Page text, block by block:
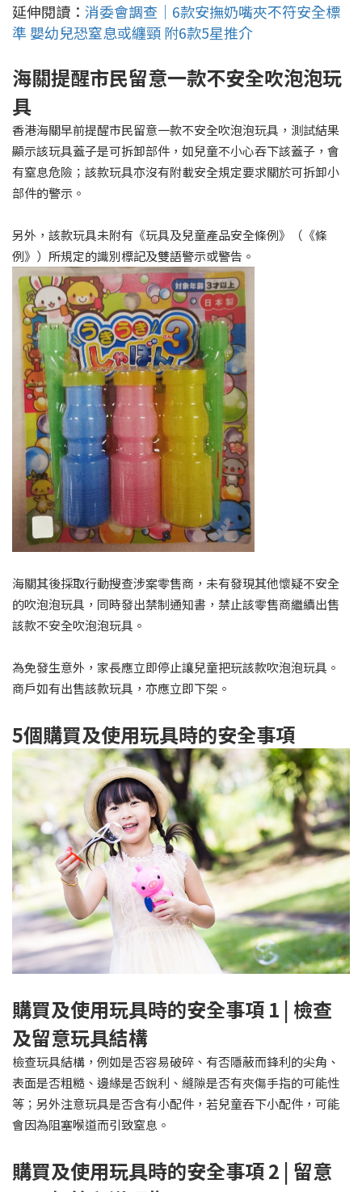
延伸閱讀： 消委會調查｜6款安撫奶嘴夾不符安全標
準 嬰幼兒恐窒息或纏頸 附6款5星推介
海關提醒市民留意一款不安全吹泡泡玩
具
香港海關早前提醒市民留意一款不安全吹泡泡玩具，測試結果
顯示該玩具蓋子是可拆卸部件，如兒童不小心吞下該蓋子，會
有窒息危險；該款玩具亦沒有附載安全規定要求關於可拆卸小
部件的警示。
另外，該款玩具未附有《玩具及兒童產品安全條例》（《條
例》）所規定的識別標記及雙語警示或警告。
海關其後採取行動搜查涉案零售商，未有發現其他懷疑不安全
的吹泡泡玩具，同時發出禁制通知書，禁止該零售商繼續出售
該款不安全吹泡泡玩具。
為免發生意外，家長應立即停止讓兒童把玩該款吹泡泡玩具。
商戶如有出售該款玩具，亦應立即下架。
5個購買及使用玩具時的安全事項
購買及使用玩具時的安全事項 1 | 檢查
及留意玩具結構
檢查玩具結構，例如是否容易破碎、有否隱蔽而鋒利的尖角、
表面是否粗糙、邊緣是否銳利、縫隙是否有夾傷手指的可能性
等；另外注意玩具是否含有小配件，若兒童吞下小配件，可能
會因為阻塞喉道而引致窒息。
購買及使用玩具時的安全事項 2 | 留意